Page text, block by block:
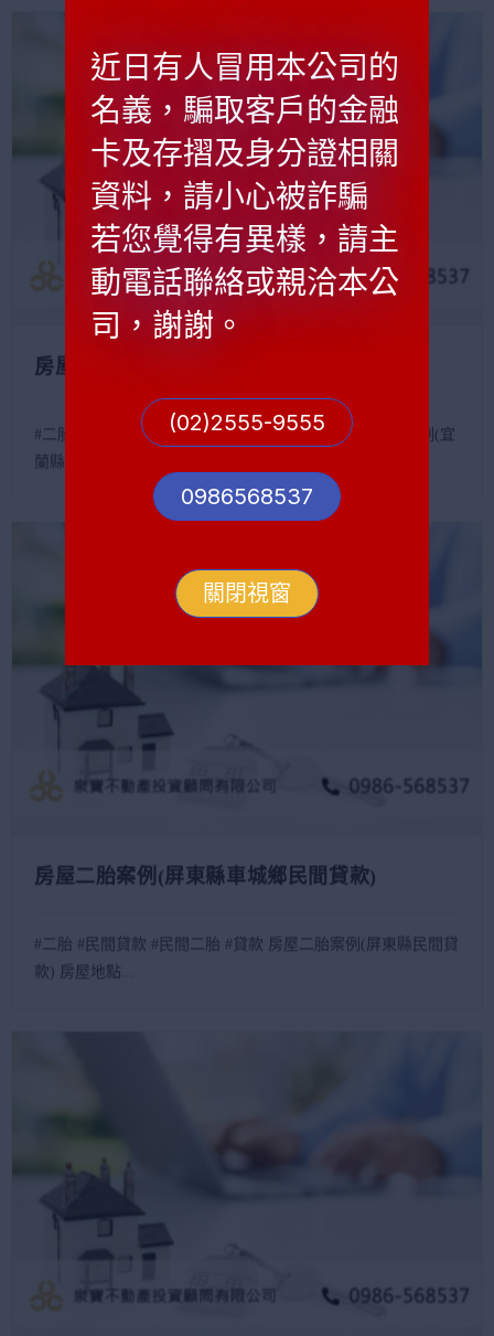
房屋二胎案例(宜蘭縣礁溪民間貸款)
#二胎 #民間貸款 #民間二胎 #貸款 #農地貸款 房屋二胎案例(宜
蘭縣礁溪民間...
房屋二胎案例(屏東縣車城鄉民間貸款)
#二胎 #民間貸款 #民間二胎 #貸款 房屋二胎案例(屏東縣民間貸
款) 房屋地點...
近日有人冒用本公司的
名義，騙取客戶的金融
卡及存摺及身分證相關
資料，請小心被詐騙
若您覺得有異樣，請主
動電話聯絡或親洽本公
司，謝謝。
(02)2555-9555
0986568537
關閉視窗